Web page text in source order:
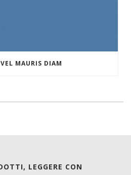
MAURIS DIAM
LEGGERE CON